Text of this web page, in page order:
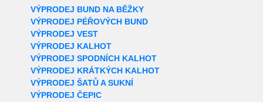
VÝPRODEJ BUND NA BĚŽKY
VÝPRODEJ PÉŘOVÝCH BUND
VÝPRODEJ VEST
VÝPRODEJ KALHOT
VÝPRODEJ SPODNÍCH KALHOT
VÝPRODEJ KRÁTKÝCH KALHOT
VÝPRODEJ ŠATŮ A SUKNÍ
VÝPRODEJ ČEPIC